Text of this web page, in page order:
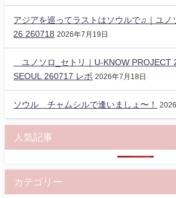
アジアを巡ってラストはソウルで♫｜ユノ
26 260718 2026年7月19日
ユノソロ_セトリ｜U-KNOW PROJECT
SEOUL 260717 レポ 2026年7月18日
ソウル チャムシルで逢いましょ〜！
人気記事
カテゴリー